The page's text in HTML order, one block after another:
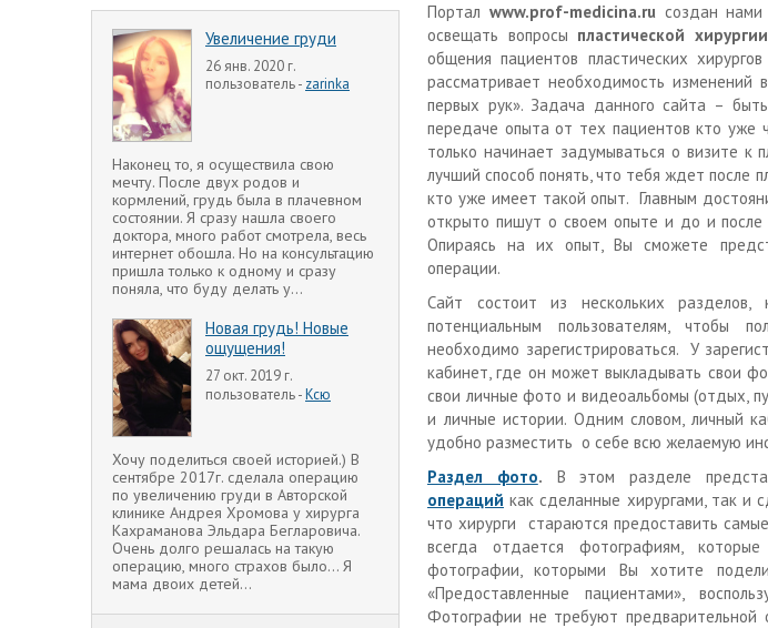
Увеличение груди
26 янв. 2020 г.
пользователь - zarinka
Наконец то, я осуществила свою
мечту. После двух родов и
кормлений, грудь была в плачевном
состоянии. Я сразу нашла своего
доктора, много работ смотрела, весь
интернет обошла. Но на консультацию
пришла только к одному и сразу
поняла, что буду делать у...
Новая грудь! Новые
ощущения!
27 окт. 2019 г.
пользователь -Ксю
Хочу поделиться своей историей.) В
сентябре 2017г. сделала операцию
по увеличению груди в Авторской
клинике Андрея Хромова у хирурга
Кахраманова Эльдара Бегларовича.
Очень долго решалась на такую
операцию, много страхов было... Я
мама двоих детей...
Портал www.prof-medicina.ruсоздан нами
освещать вопросы пластической хирургии
общения пациентов пластических
рассматривает необходимость
первых рук». Задача данного сайта –
передаче опыта от тех пациентов кто уже
только начинает задумываться о визите к
лучший способ понять, что тебя ждет после
кто уже имеет такой опыт. Главным
открыто пишут о своем опыте и до и
Опираясь на их опыт, Вы сможете
операции.
Сайт состоит из нескольких
потенциальным пользователям, чтобы
необходимо зарегистрироваться. У
кабинет, где он может выкладывать свои
свои личные фото и видеоальбомы (отдых,
и личные истории. Одним словом, личный
удобно разместить о себе всю желаемую
Раздел фото. В этом разделе
операций как сделанные хирургами, так и
что хирурги стараются предоставить
всегда отдается фотографиям,
фотографии, которыми Вы хотите
«Предоставленные пациентами»,
Фотографии не требуют предварительной